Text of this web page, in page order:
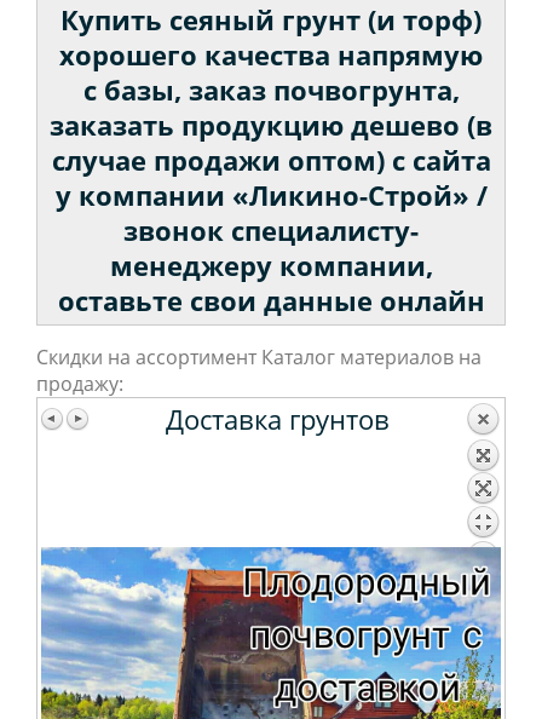
Купить сеяный грунт (и торф)
хорошего качества напрямую
с базы, заказ почвогрунта,
заказать продукцию дешево (в
случае продажи оптом) с сайта
у компании «Ликино-Строй» /
звонок специалисту-
менеджеру компании,
оставьте свои данные онлайн
Скидки на ассортимент Каталог материалов на
продажу:
Доставка грунтов